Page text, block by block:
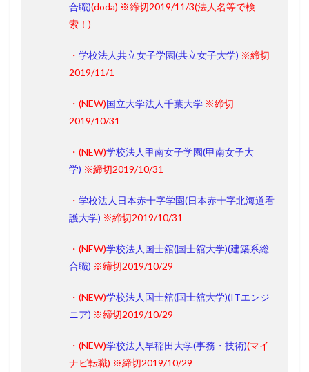
合職)(doda) ※締切2019/11/3(法人名等で検
索！)
・ 学校法人共立女子学園(共立女子大学) ※締切
2019/11/1
・(NEW)国立大学法人千葉大学 ※締切
2019/10/31
・(NEW)学校法人甲南女子学園(甲南女子大
学) ※締切2019/10/31
・ 学校法人日本赤十字学園(日本赤十字北海道看
護大学) ※締切2019/10/31
・(NEW)学校法人国士舘(国士舘大学)(建築系総
合職) ※締切2019/10/29
・(NEW)学校法人国士舘(国士舘大学)(ITエンジ
ニア) ※締切2019/10/29
・(NEW)学校法人早稲田大学(事務・技術)(マイ
ナビ転職) ※締切2019/10/29